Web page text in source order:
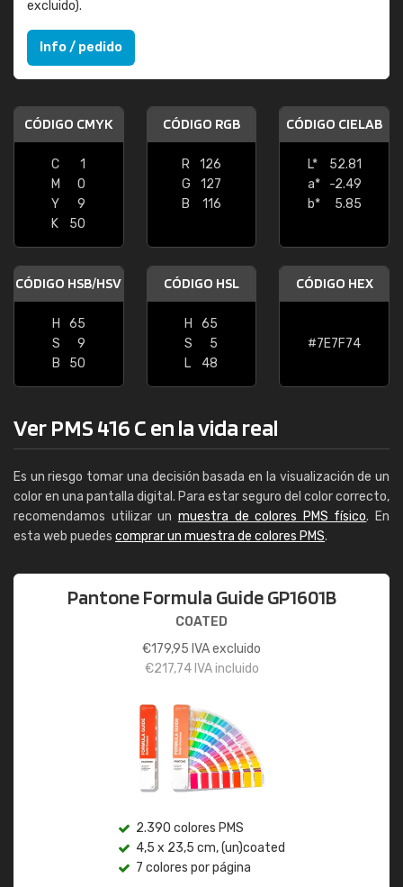
excluido).
Info / pedido
CÓDIGO CMYK
C
1
M
0
Y
9
K
50
CÓDIGO RGB
R
126
G
127
B
116
CÓDIGO CIELAB
L*
52.81
a*
-2.49
b*
5.85
CÓDIGO HSB/HSV
H
65
S
9
B
50
CÓDIGO HSL
H
65
S
5
L
48
CÓDIGO HEX
#7E7F74
Ver PMS 416 C en la vida real
Es un riesgo tomar una decisión basada en la visualización de un
color en una pantalla digital. Para estar seguro del color correcto,
recomendamos utilizar un muestra de colores PMS físico. En
esta web puedes comprar un muestra de colores PMS.
Pantone Formula Guide GP1601B
COATED
€179,95 IVA excluido
€217,74IVA incluido
2.390 colores PMS
4,5 x 23,5 cm, (un)coated
7 colores por página